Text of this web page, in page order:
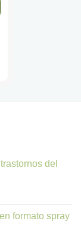
del
formato spray